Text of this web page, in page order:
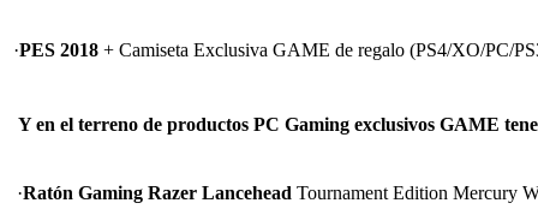
·PES 2018 + Camiseta Exclusiva GAME de regalo (PS4/XO/PC/
Y en el terreno de productos PC Gaming exclusivos GAME
·Ratón Gaming Razer Lancehead Tournament Edition Mercury